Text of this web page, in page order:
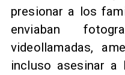
presionar a los
enviaban
videollamadas,
incluso asesinar a